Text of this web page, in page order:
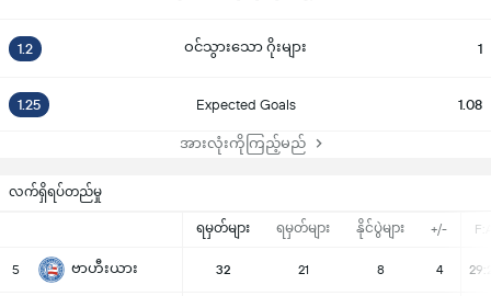
1.2 ဝင်သွားသော ဂိုးများ 1
1.25 Expected Goals 1.08
အားလုံးကိုကြည့်မည်
လက်ရှိရပ်တည်မှု
ရမှတ်များ ရမှတ်များ နိုင်ပွဲများ +/-
5 ဗာဟီးယား 32 21 8 4